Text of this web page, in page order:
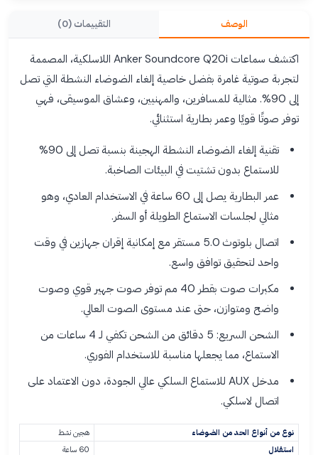
الوصف التقييمات (0)
اكتشف سماعات Anker Soundcore Q20i اللاسلكية، المصممة
لتجربة صوتية غامرة بفضل خاصية إلغاء الضوضاء النشطة التي تصل
إلى 90%. مثالية للمسافرين، والمهنيين، وعشاق الموسيقى، فهي
توفر صوتًا قويًا وعمر بطارية استثنائي.
تقنية إلغاء الضوضاء النشطة الهجينة بنسبة تصل إلى 90%
للاستماع بدون تشتيت في البيئات الصاخبة.
عمر البطارية يصل إلى 60 ساعة في الاستخدام العادي، وهو
مثالي لجلسات الاستماع الطويلة أو السفر.
اتصال بلوتوث 5.0 مستقر مع إمكانية إقران جهازين في وقت
واحد لتحقيق توافق واسع.
مكبرات صوت بقطر 40 مم توفر صوت جهير قوي وصوت
واضح ومتوازن، حتى عند مستوى الصوت العالي.
الشحن السريع: 5 دقائق من الشحن تكفي لـ 4 ساعات من
الاستماع، مما يجعلها مناسبة للاستخدام الفوري.
مدخل AUX للاستماع السلكي عالي الجودة، دون الاعتماد على
اتصال لاسلكي.
نوع من أنواع الحد من الضوضاء
هجين نشط
استقلال
60 ساعة